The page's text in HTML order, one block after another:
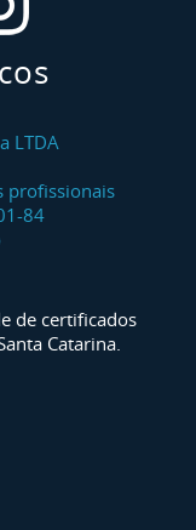
LTDA
profissionais
84
de certificados
Catarina.